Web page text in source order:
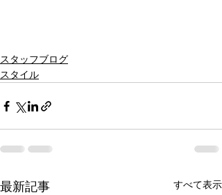
スタッフブログ
スタイル
最新記事 すべて表示